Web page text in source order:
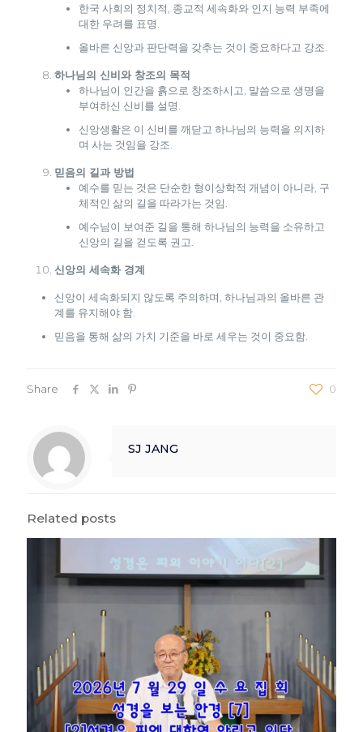
한국 사회의 정치적, 종교적 세속화와 인지 능력 부족에
대한 우려를 표명.
올바른 신앙과 판단력을 갖추는 것이 중요하다고 강조.
하나님의 신비와 창조의 목적
하나님이 인간을 흙으로 창조하시고, 말씀으로 생명을
부여하신 신비를 설명.
신앙생활은 이 신비를 깨닫고 하나님의 능력을 의지하
며 사는 것임을 강조.
믿음의 길과 방법
예수를 믿는 것은 단순한 형이상학적 개념이 아니라, 구
체적인 삶의 길을 따라가는 것임.
예수님이 보여준 길을 통해 하나님의 능력을 소유하고
신앙의 길을 걷도록 권고.
신앙의 세속화 경계
신앙이 세속화되지 않도록 주의하며, 하나님과의 올바른 관
계를 유지해야 함.
믿음을 통해 삶의 가치 기준을 바로 세우는 것이 중요함.
Share 0
SJ JANG
Related posts